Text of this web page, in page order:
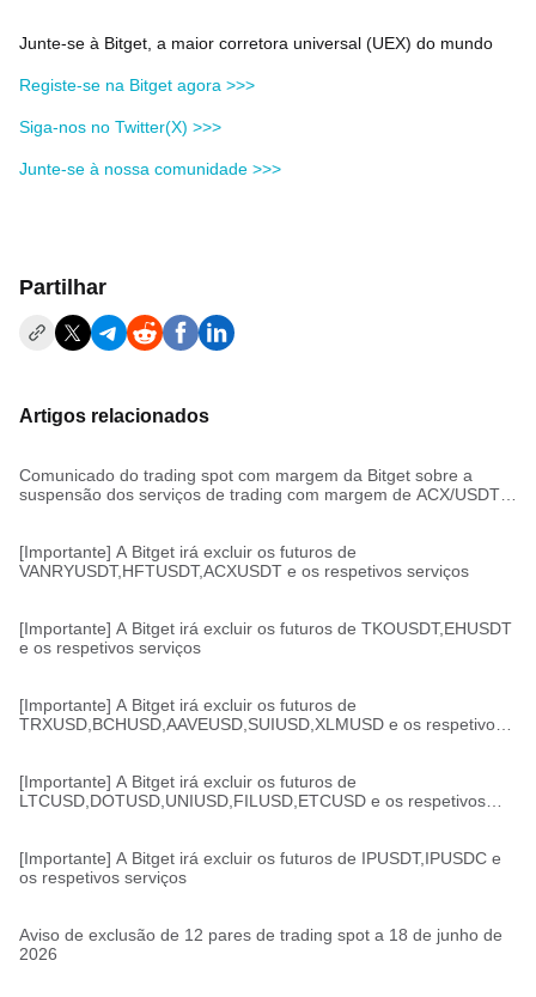
Junte-se à Bitget, a maior corretora universal (UEX) do mundo
Registe-se na Bitget agora >>>
Siga-nos no Twitter(X) >>>
Junte-se à nossa comunidade >>>
Partilhar
Artigos relacionados
Comunicado do trading spot com margem da Bitget sobre a
suspensão dos serviços de trading com margem de ACX/USDT,
[Importante] A Bitget irá excluir os futuros de
VANRYUSDT,HFTUSDT,ACXUSDT e os respetivos serviços
[Importante] A Bitget irá excluir os futuros de TKOUSDT,EHUSDT
e os respetivos serviços
[Importante] A Bitget irá excluir os futuros de
TRXUSD,BCHUSD,AAVEUSD,SUIUSD,XLMUSD e os respetivos
[Importante] A Bitget irá excluir os futuros de
LTCUSD,DOTUSD,UNIUSD,FILUSD,ETCUSD e os respetivos
[Importante] A Bitget irá excluir os futuros de IPUSDT,IPUSDC e
os respetivos serviços
Aviso de exclusão de 12 pares de trading spot a 18 de junho de
2026